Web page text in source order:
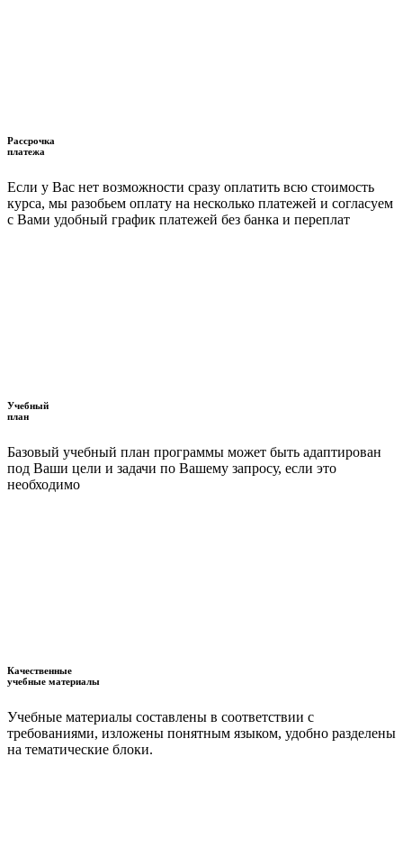
Рассрочка
платежа
Если у Вас нет возможности сразу оплатить всю стоимость
курса, мы разобьем оплату на несколько платежей и согласуем
с Вами удобный график платежей без банка и переплат
Учебный
план
Базовый учебный план программы может быть адаптирован
под Ваши цели и задачи по Вашему запросу, если это
необходимо
Качественные
учебные материалы
Учебные материалы составлены в соответствии с
требованиями, изложены понятным языком, удобно разделены
на тематические блоки.